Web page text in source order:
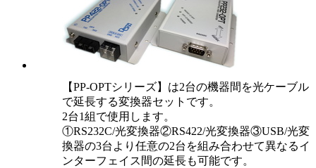
【PP-OPTシリーズ】は2台の機器間を光ケーブル
で延長する変換器セットです。
2台1組で使用します。
①RS232C/光変換器②RS422/光変換器③USB/光変
換器の3台より任意の2台を組み合わせて異なるイ
ンターフェイス間の延長も可能です。